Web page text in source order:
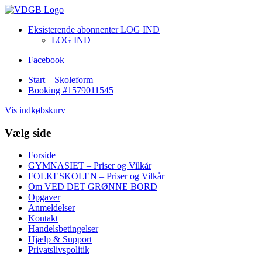
Eksisterende abonnenter LOG IND
LOG IND
Facebook
Start – Skoleform
Booking #1579011545
Vis indkøbskurv
Vælg side
Forside
GYMNASIET – Priser og Vilkår
FOLKESKOLEN – Priser og Vilkår
Om VED DET GRØNNE BORD
Opgaver
Anmeldelser
Kontakt
Handelsbetingelser
Hjælp & Support
Privatslivspolitik